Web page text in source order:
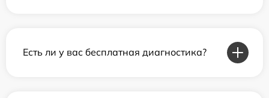
Есть ли у вас бесплатная диагностика?